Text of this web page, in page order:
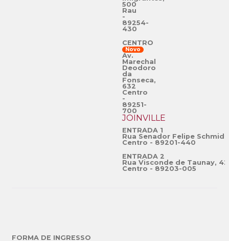
500
Rau
-
89254-
430
CENTRO
Novo
Av.
Marechal
Deodoro
da
Fonseca,
632
Centro
-
89251-
700
JOINVILLE
ENTRADA 1
Rua Senador Felipe
Centro - 89201-440
ENTRADA 2
Rua Visconde de Taunay,
Centro - 89203-005
FORMA DE INGRESSO